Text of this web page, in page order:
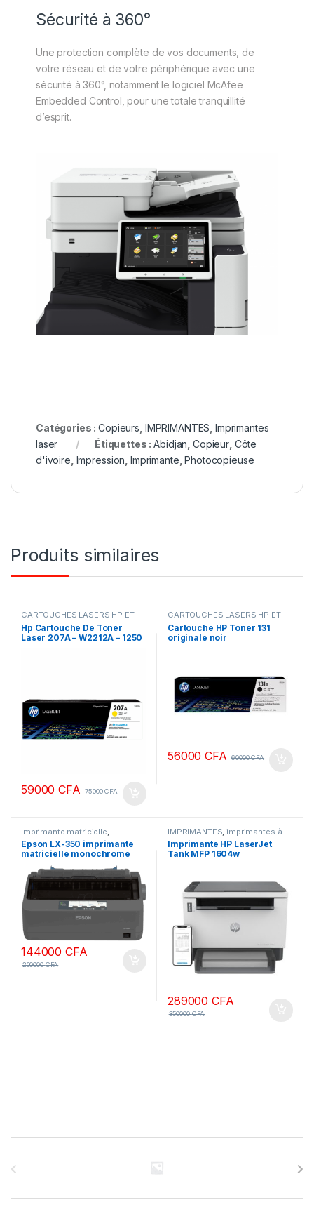
Sécurité à 360°
Une protection complète de vos documents, de
votre réseau et de votre périphérique avec une
sécurité à 360°, notamment le logiciel McAfee
Embedded Control, pour une totale tranquillité
d’esprit.
Catégories :Copieurs IMPRIMANTES ,Imprimantes
laser
Étiquettes :Abidjan Copieur Côte
d'ivoire Impression Imprimante ,Photocopieuse
Produits similaires
CARTOUCHES LASERS HP ET
CANON ORIGINALE ,Encres &
Toners,IMPRIMANTES
Hp Cartouche De Toner
Laser 207A – W2212A – 1250
59000CFA 75000CFA
CARTOUCHES LASERS HP ET
CANON ORIGINALE Encres &
Toners,IMPRIMANTES
Cartouche HP Toner 131
originale noir
56000CFA 60000CFA
Imprimante matricielle
IMPRIMANTES
Epson LX-350 imprimante
matricielle monochrome
euro nlsp 220v
144000CFA
200000CFA
IMPRIMANTES imprimantes à
jet d'encre
Imprimante HP LaserJet
Tank MFP 1604w
289000CFA
350000CFA